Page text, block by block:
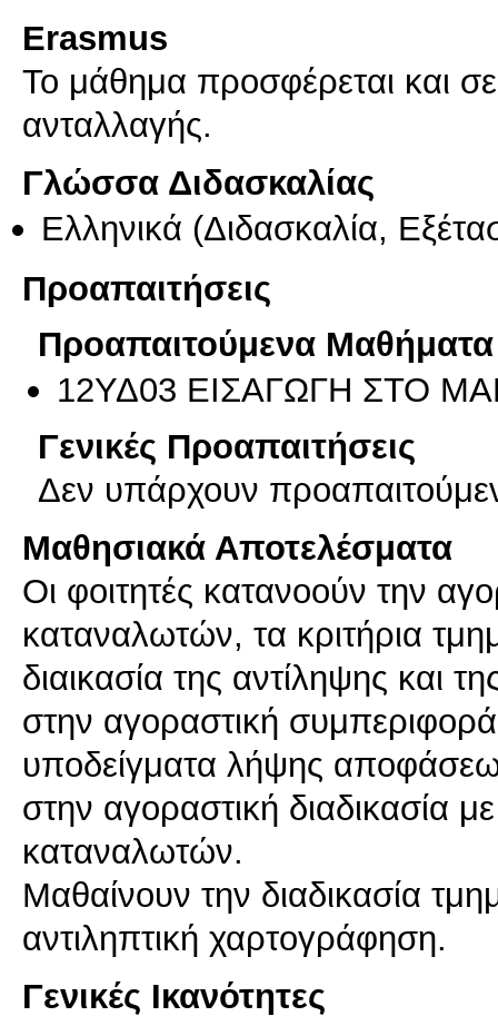
Erasmus
Το μάθημα προσφέρεται και
ανταλλαγής.
Γλώσσα Διδασκαλίας
Ελληνικά (Διδασκαλία,
Προαπαιτήσεις
Προαπαιτούμενα Μαθήματα
12ΥΔ03 ΕΙΣΑΓΩΓΗ ΣΤΟ
Γενικές Προαπαιτήσεις
Δεν υπάρχουν
Μαθησιακά Αποτελέσματα
Οι φοιτητές κατανοούν την
καταναλωτών, τα κριτήρια
διαικασία της αντίληψης και
στην αγοραστική
υποδείγματα λήψης
στην αγοραστική διαδικασία
καταναλωτών.
Μαθαίνουν την διαδικασία
αντιληπτική χαρτογράφηση.
Γενικές Ικανότητες